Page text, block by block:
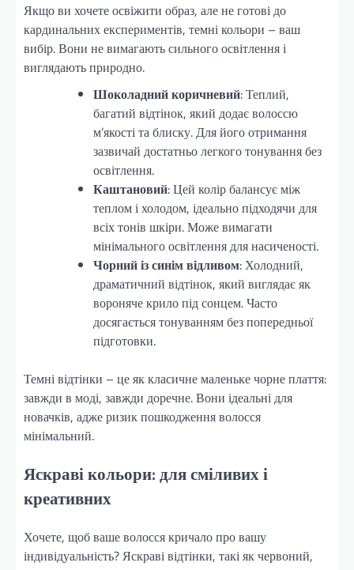
Якщо ви хочете освіжити образ, але не готові до
кардинальних експериментів, темні кольори – ваш
вибір. Вони не вимагають сильного освітлення і
виглядають природно.
Шоколадний коричневий: Теплий,
багатий відтінок, який додає волоссю
м’якості та блиску. Для його отримання
зазвичай достатньо легкого тонування без
освітлення.
Каштановий: Цей колір балансує між
теплом і холодом, ідеально підходячи для
всіх тонів шкіри. Може вимагати
мінімального освітлення для насиченості.
Чорний із синім відливом: Холодний,
драматичний відтінок, який виглядає як
вороняче крило під сонцем. Часто
досягається тонуванням без попередньої
підготовки.
Темні відтінки – це як класичне маленьке чорне плаття:
завжди в моді, завжди доречне. Вони ідеальні для
новачків, адже ризик пошкодження волосся
мінімальний.
Яскраві кольори: для сміливих і
креативних
Хочете, щоб ваше волосся кричало про вашу
індивідуальність? Яскраві відтінки, такі як червоний,